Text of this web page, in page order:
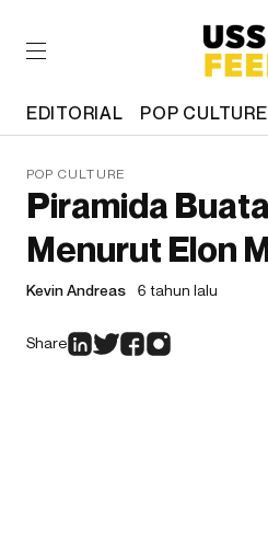
EDITORIAL POP CULTURE
POP CULTURE
Piramida
Menurut Elon
Kevin Andreas 6 tahun lalu
Share